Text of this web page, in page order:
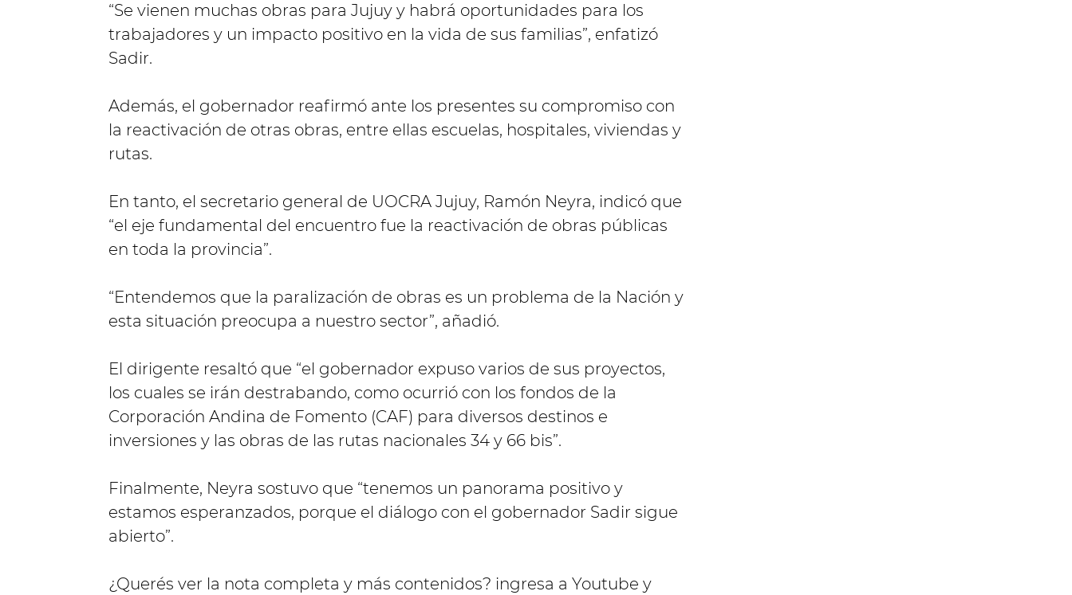
“Se vienen muchas obras para Jujuy y habrá oportunidades para los
trabajadores y un impacto positivo en la vida de sus familias”, enfatizó
Sadir.
Además, el gobernador reafirmó ante los presentes su compromiso con
la reactivación de otras obras, entre ellas escuelas, hospitales, viviendas y
rutas.
En tanto, el secretario general de UOCRA Jujuy, Ramón Neyra, indicó que
“el eje fundamental del encuentro fue la reactivación de obras públicas
en toda la provincia”.
“Entendemos que la paralización de obras es un problema de la Nación y
esta situación preocupa a nuestro sector”, añadió.
El dirigente resaltó que “el gobernador expuso varios de sus proyectos,
los cuales se irán destrabando, como ocurrió con los fondos de la
Corporación Andina de Fomento (CAF) para diversos destinos e
inversiones y las obras de las rutas nacionales 34 y 66 bis”.
Finalmente, Neyra sostuvo que “tenemos un panorama positivo y
estamos esperanzados, porque el diálogo con el gobernador Sadir sigue
abierto”.
¿Querés ver la nota completa y más contenidos? ingresa a Youtube y